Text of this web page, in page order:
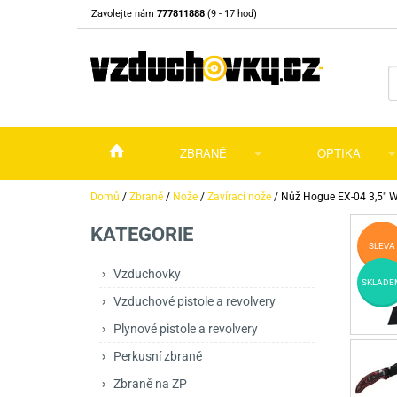
Zavolejte nám 777811888 (9 - 17 hod)
ZBRANĚ
Vzduchovky Vzduchovky na
Příslušenství pro
Vzduchovky PCP
Vzduchovky
Vzduchové pistole a revolveryPříslušenství
Pružinové pistole
Plynové pistole a revolvery
Příslušenství
Perkusní zbraně
Zbraně na ZP Pušky opakovací
Pušky
Nože s pevnou
OPTIKA
Puškohledy
Dalekohledy a
Kolimátory, lasery
Noční vidění a
Domů / Zbraně / Nože / Zavírací nože / Nůž Hogue EX-04 3,5"
KATEGORIE
Vzduchovky
Vzduchové pistole a revolvery
Plynové pistole a revolvery
Perkusní zbraně
Zbraně na ZP
SLEVA